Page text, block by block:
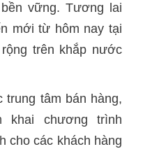
vững. Tương lai
mới từ hôm nay tại
trên khắp nước
tâm bán hàng,
khai chương trình
cho các khách hàng